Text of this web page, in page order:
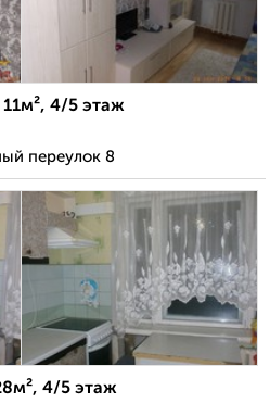
4/5 этаж
переулок 8
4/5 этаж